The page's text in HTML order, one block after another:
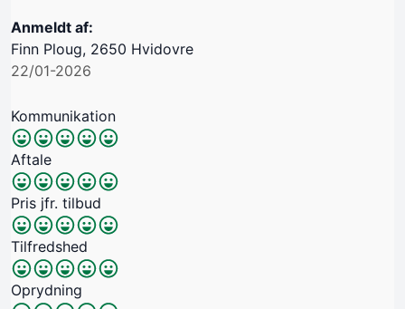
Anmeldt af:
Finn Ploug, 2650 Hvidovre
22/01-2026
Kommunikation
Aftale
Pris jfr. tilbud
Tilfredshed
Oprydning